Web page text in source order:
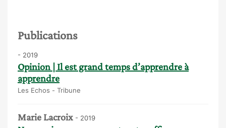
Publications
- 2019
Opinion | Il est grand temps d’apprendre à
apprendre
Les Echos - Tribune
Marie Lacroix - 2019